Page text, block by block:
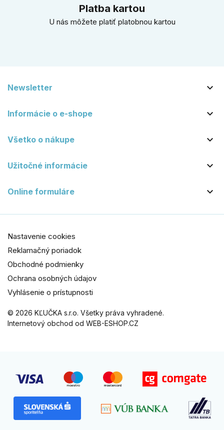
Platba kartou
U nás môžete platiť platobnou kartou
Newsletter 
Informácie o e-shope 
Všetko o nákupe 
Užitočné informácie 
Online formuláre 
© 2026 KĽUČKA s.r.o. Všetky práva vyhradené.
Internetový obchod od WEB-ESHOP.CZ
Nastavenie cookies
Reklamačný poriadok
Obchodné podmienky
Ochrana osobných údajov
Vyhlásenie o prístupnosti